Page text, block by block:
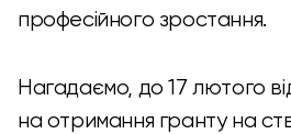
професійного зростання.
Нагадаємо, до 17 лютого
на отримання гранту на